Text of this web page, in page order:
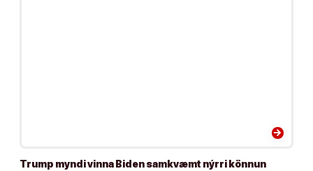
arrow_forward
Trump myndi vinna Biden samkvæmt nýrri könnun